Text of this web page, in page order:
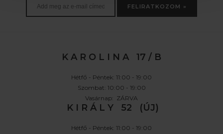
FELIRATKOZOM »
K A R O L I N A 17 / B
Hétfő - Péntek: 11:00 - 19:00
Szombat: 10:00 - 19:00
Vasárnap: ZÁRVA
K I R Á L Y 52 (ÚJ)
Hétfő - Péntek: 11:00 - 19:00